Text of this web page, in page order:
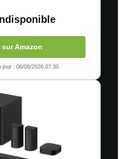
sur Amazon
jour : 06/08/2026 07:30